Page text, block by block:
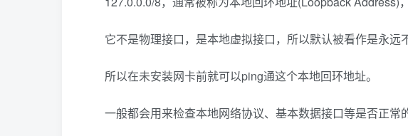
它不是物理接口，是本地虚拟接口，所以默认被看作是永远
所以在未安装网卡前就可以ping通这个本地回环地址。
一般都会用来检查本地网络协议、基本数据接口等是否正常